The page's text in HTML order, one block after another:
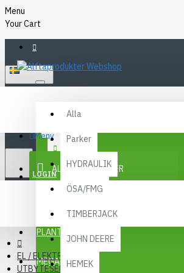
Menu
Your Cart
SEK
Alla
Parker
HYDRAULIK
ÖSA/FMG
TIMBERJACK
JOHN DEERE
HEMEK
KONTAKT
Meny
ALLA KATEGORIER
PLANTMA X
MEGA MENY
LOGIN
REGISTER
EL / ELEKTRONIK
UTBYTESENHETER